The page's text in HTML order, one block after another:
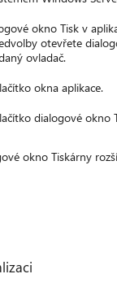
okno Tisk v
otevřete
ovladač.
okna aplikace.
dialogové okno
okno Tiskárny